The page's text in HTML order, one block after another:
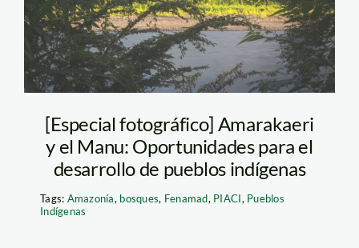
[Especial fotográfico] Amarakaeri
y el Manu: Oportunidades para el
desarrollo de pueblos indígenas
Tags: Amazonía, bosques, Fenamad, PIACI, Pueblos
Indígenas